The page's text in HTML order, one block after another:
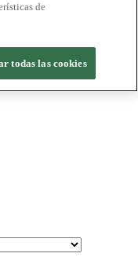
certificamos las
bajo los
de
todas las cookies